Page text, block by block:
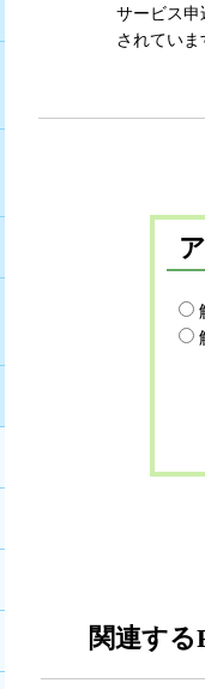
サービス
されていま
関連する